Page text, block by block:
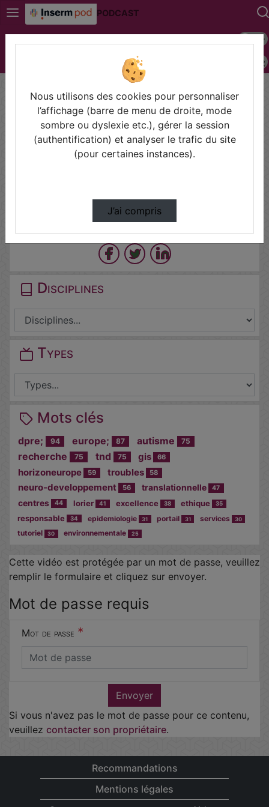
PODCAST
Mode
Police
Créer un référentiel de produits à risque su…
Cette vidéo est protégée par un mot de passe, veuillez
remplir le formulaire et cliquez sur envoyer.
Mot de passe requis
Mot de passe *
Envoyer
Si vous n'avez pas le mot de passe pour ce contenu,
veuillez contacter son propriétaire.
Prendre des notes
Partager
Disciplines
Types
Mots clés
dpre; 94 europe; 87 autisme 75
recherche 75 tnd 75 gis 66
horizoneurope 59 troubles 58
neuro-developpement 56 translationnelle 47
centres 44 lorier 41 excellence 38 ethique 35
responsable 34 epidemiologie 31 portail 31 services 30
tutoriel 30 environnementale 25
Recommandations
Mentions légales
Nous utilisons des cookies pour personnaliser
l’affichage (barre de menu de droite, mode
sombre ou dyslexie etc.), gérer la session
(authentification) et analyser le trafic du site
(pour certaines instances).
J’ai compris